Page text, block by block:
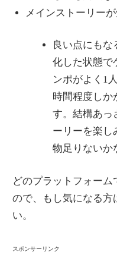
メインストーリー
良い点にもな
化した状態で
ンポがよく1
時間程度しか
す。結構あっ
ーリーを楽し
物足りないか
どのプラットフォーム
ので、もし気になる方
い。
スポンサーリンク